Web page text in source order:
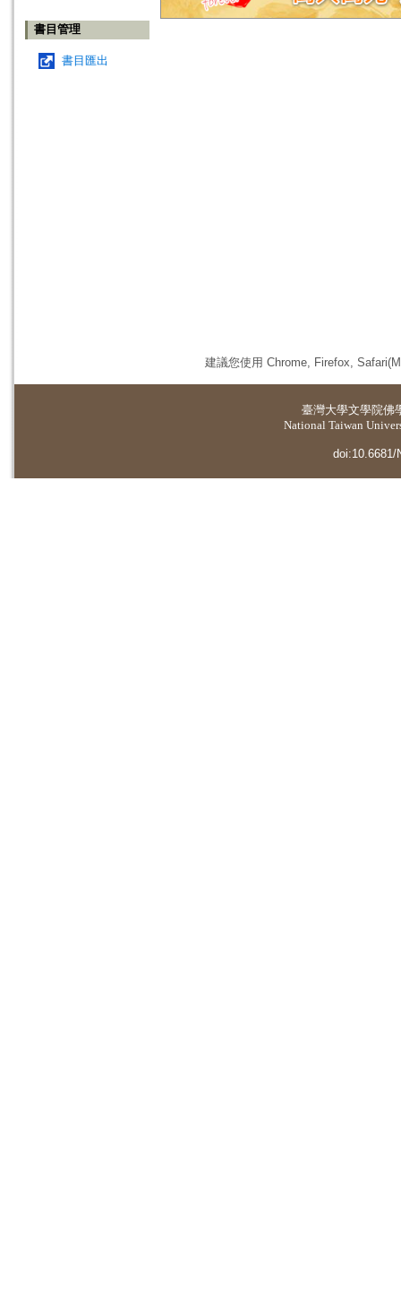
書目管理
書目匯出
建議您使用 Chrome, Firefox,
臺灣大學文學院佛
National Taiwan
doi:10.6681/